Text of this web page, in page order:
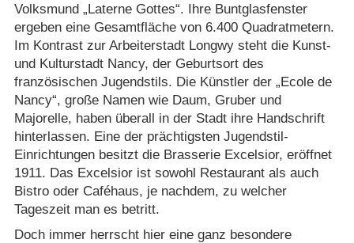
Volksmund „Laterne Gottes“. Ihre Buntglasfenster
ergeben eine Gesamtfläche von 6.400 Quadratmetern.
Im Kontrast zur Arbeiterstadt Longwy steht die Kunst-
und Kulturstadt Nancy, der Geburtsort des
französischen Jugendstils. Die Künstler der „Ecole de
Nancy“, große Namen wie Daum, Gruber und
Majorelle, haben überall in der Stadt ihre Handschrift
hinterlassen. Eine der prächtigsten Jugendstil-
Einrichtungen besitzt die Brasserie Excelsior, eröffnet
1911. Das Excelsior ist sowohl Restaurant als auch
Bistro oder Caféhaus, je nachdem, zu welcher
Tageszeit man es betritt.
Doch immer herrscht hier eine ganz besondere